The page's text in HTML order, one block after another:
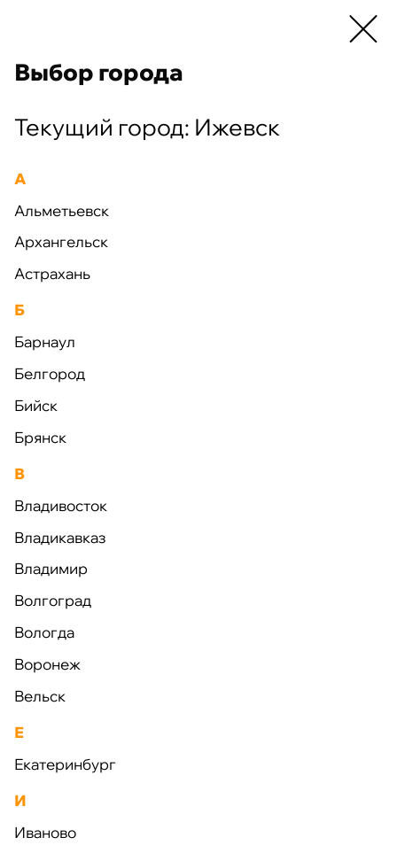
г. Ижевск
Быстровозводимые
металлопрокат,
арматура
Выбор города
Текущий город: Ижевск
А
Альметьевск
Архангельск
Астрахань
Б
Барнаул
Белгород
Бийск
Брянск
В
Владивосток
Владикавказ
Владимир
Волгоград
Вологда
Воронеж
Вельск
Е
Екатеринбург
И
Иваново